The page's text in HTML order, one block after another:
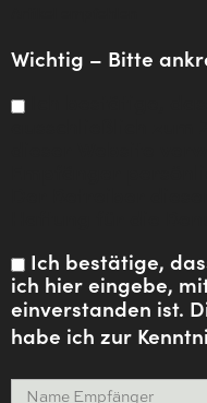
Wichtig – Bitte
Ich bestätige,
ich hier eingebe,
einverstanden ist.
habe ich zur